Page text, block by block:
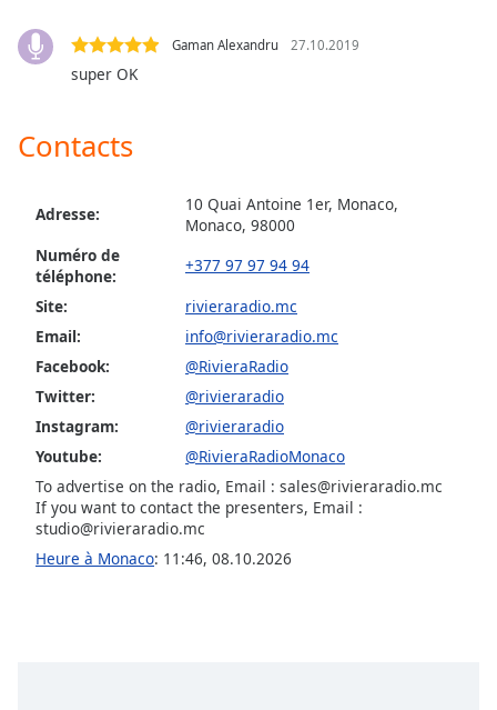
Family
Close
Modal
dialog
window.
Gaman Alexandru 27.10.2019
super OK
Contacts
Adresse:
10 Quai Antoine 1er, Monaco,
Monaco, 98000
Numéro de
téléphone:
+377 97 97 94 94
Site:
rivieraradio.mc
Email:
info@rivieraradio.mc
Facebook:
@RivieraRadio
Twitter:
@rivieraradio
Instagram:
@rivieraradio
Youtube:
@RivieraRadioMonaco
To advertise on the radio, Email : sales@rivieraradio.mc
If you want to contact the presenters, Email :
studio@rivieraradio.mc
Heure à Monaco: 11:46, 08.10.2026